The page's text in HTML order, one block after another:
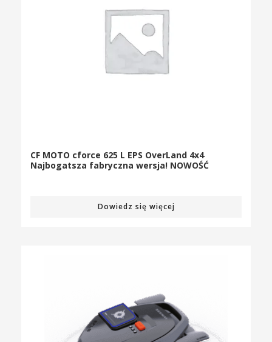
CF MOTO cforce 625 L EPS OverLand 4x4
Najbogatsza fabryczna wersja! NOWOŚĆ
Dowiedz się więcej